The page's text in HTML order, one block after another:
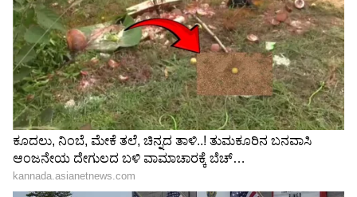
LATEST VIDEOS
"ರಾಜಕೀಯ ಬೇಡ, ಸಿನಿಮಾನೇ ಪ್ರಾಣ":
ಕನಕೋತ್ಸವದಲ್ಲಿ ರಿಷಬ್ ಶೆಟ್ಟಿ | Rishab
Shetty speech | Suvarna News
ಶೇ.50 ರಿಂದ ಶೇ.18 ಕ್ಕೆ TAX ಇಳಿಕೆ: ಮೋದಿ-
ಟ್ರಂಪ್ ಐತಿಹಾಸಿಕ ಒಪ್ಪಂದ | India US
Trade Deal | Party Rounds